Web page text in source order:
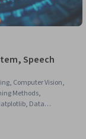
Speech
Computer Vision,
Methods,
Data
AI Personalization,
Statistical Analysis,